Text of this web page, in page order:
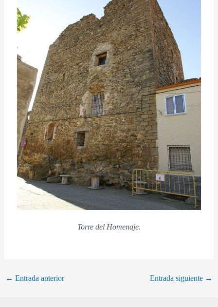
Torre del Homenaje.
← Entrada anterior Entrada siguiente →